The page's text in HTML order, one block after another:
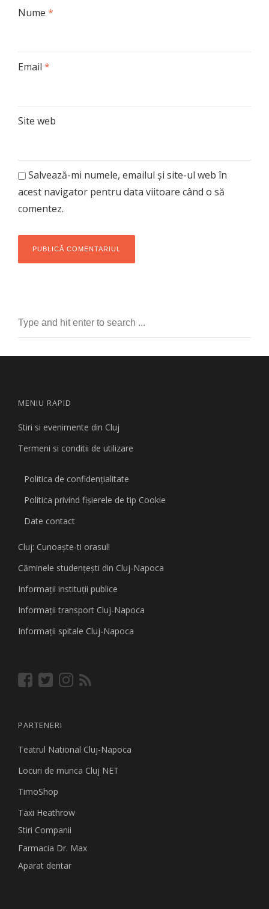
Nume *
Email *
Site web
Salvează-mi numele, emailul și site-ul web în
acest navigator pentru data viitoare când o să
comentez.
MENIU RAPID
Stiri si evenimente din Cluj
Termeni si conditii de utilizare
Politica de confidențialitate
Politica privind fişierele de tip Cookie
Date contact
Cluj: Cunoaşte-ti orasul!
Căminele studenţeşti din Cluj-Napoca
Informaţii instituţii publice
Informaţii transport Cluj-Napoca
Informaţii spitale Cluj-Napoca
PARTENERI
Teatrul National Cluj-Napoca
Locuri de munca Cluj NET
TimoShop
Taxi Heathrow
Stiri Companii
Farmacia Dr. Max
Aparat dentar